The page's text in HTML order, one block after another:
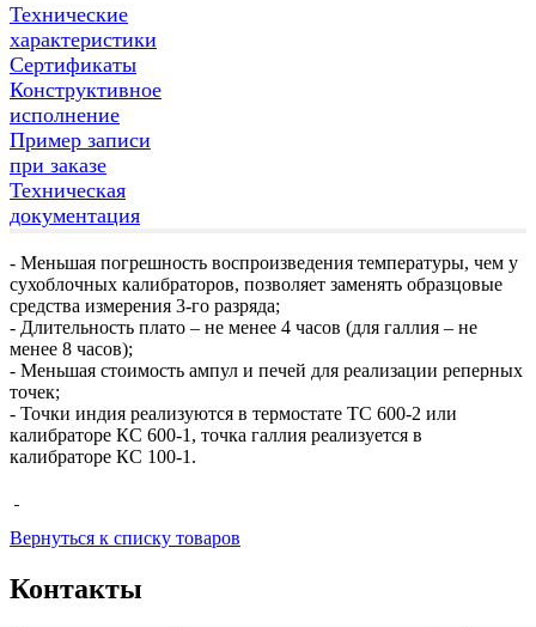
Технические
характеристики
Сертификаты
Конструктивное
исполнение
Пример записи
при заказе
Техническая
документация
- Меньшая погрешность воспроизведения температуры, чем у
сухоблочных калибраторов, позволяет заменять образцовые
средства измерения 3-го разряда;
- Длительность плато – не менее 4 часов (для галлия – не
менее 8 часов);
- Меньшая стоимость ампул и печей для реализации реперных
точек;
- Точки индия реализуются в термостате ТС 600-2 или
калибраторе КС 600-1, точка галлия реализуется в
калибраторе КС 100-1.
Вернуться к списку товаров
Контакты